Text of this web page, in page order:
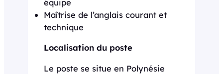
Maîtrise de l’anglais courant et
technique
Localisation du poste
Le poste se situe en Polynésie